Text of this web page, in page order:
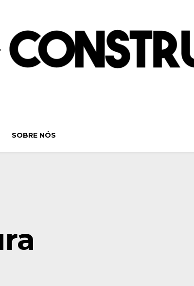
o Verbo
Teatro e
SOBRE NÓS